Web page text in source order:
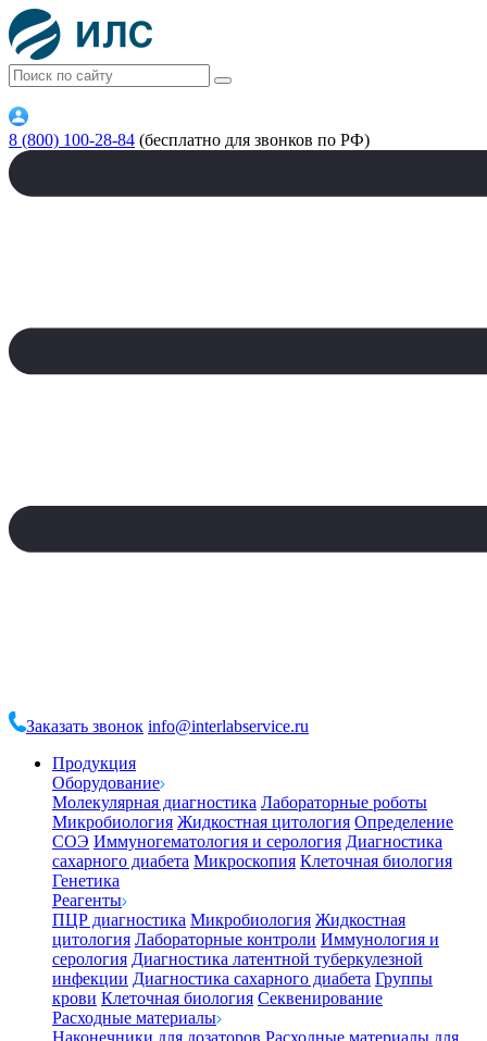
8 (800) 100-28-84 (бесплатно для звонков по РФ)
Заказать звонок info@interlabservice.ru
Продукция
Оборудование
Молекулярная диагностика Лабораторные роботы
Микробиология Жидкостная цитология Определение
СОЭ Иммуногематология и серология Диагностика
сахарного диабета Микроскопия Клеточная биология
Генетика
Реагенты
ПЦР диагностика Микробиология Жидкостная
цитология Лабораторные контроли Иммунология и
серология Диагностика латентной туберкулезной
инфекции Диагностика сахарного диабета Группы
крови Клеточная биология Секвенирование
Расходные материалы
Наконечники для дозаторов Расходные материалы для